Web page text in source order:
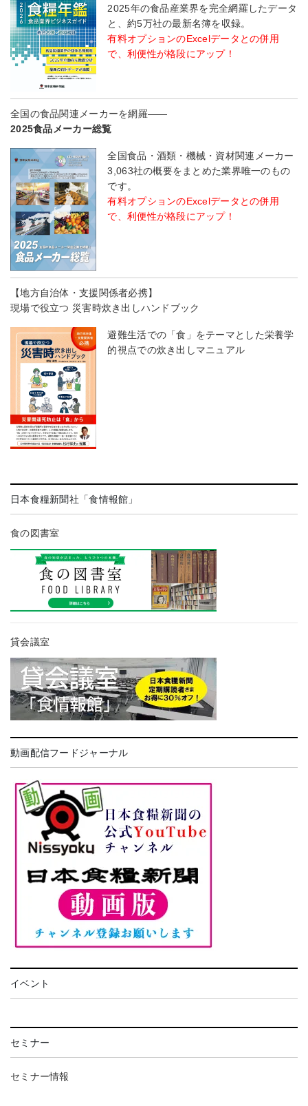
2025年の食品産業界を完全網羅したデータ
と、約5万社の最新名簿を収録。
有料オプションのExcelデータとの併用
で、利便性が格段にアップ！
全国の食品関連メーカーを網羅――
2025食品メーカー総覧
全国食品・酒類・機械・資材関連メーカー
3,063社の概要をまとめた業界唯一のもの
です。
有料オプションのExcelデータとの併用
で、利便性が格段にアップ！
【地方自治体・支援関係者必携】
現場で役立つ 災害時炊き出しハンドブック
避難生活での「食」をテーマとした栄養学
的視点での炊き出しマニュアル
日本食糧新聞社「食情報館」
食の図書室
貸会議室
動画配信フードジャーナル
イベント
セミナー
セミナー情報